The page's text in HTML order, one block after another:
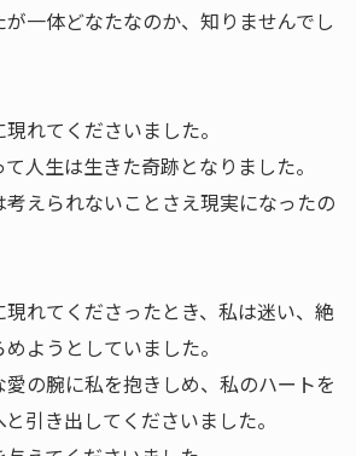
一体どなたなのか、知りませんでし
れてくださいました。
人生は生きた奇跡となりました。
えられないことさえ現実になったの
れてくださったとき、私は迷い、絶
ようとしていました。
の腕に私を抱きしめ、私のハートを
引き出してくださいました。